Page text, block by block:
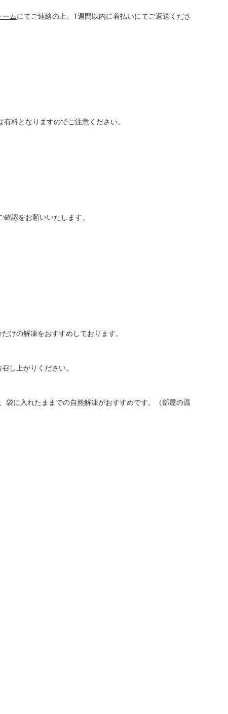
ームにてご連絡の上、1週間以内に着払いにてご返送くださ
料となりますのでご注意ください。
認をお願いいたします。
けの解凍をおすすめしております。
し上がりください。
に入れたままでの自然解凍がおすすめです。（部屋の温